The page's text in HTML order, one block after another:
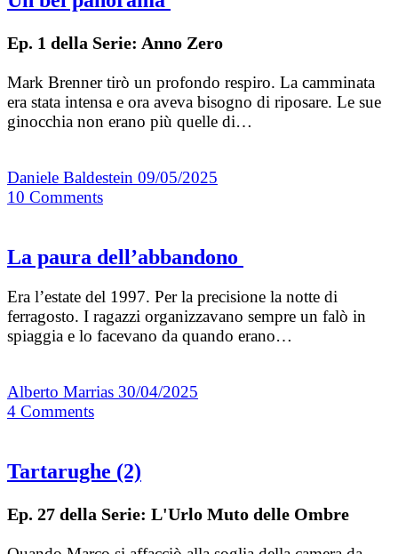
Ep. 1 della Serie: Anno Zero
Mark Brenner tirò un profondo respiro. La camminata
era stata intensa e ora aveva bisogno di riposare. Le sue
ginocchia non erano più quelle di…
Daniele Baldestein 09/05/2025
10 Comments
La paura dell’abbandono
Era l’estate del 1997. Per la precisione la notte di
ferragosto. I ragazzi organizzavano sempre un falò in
spiaggia e lo facevano da quando erano…
Alberto Marrias 30/04/2025
4 Comments
Tartarughe (2)
Ep. 27 della Serie: L'Urlo Muto delle Ombre